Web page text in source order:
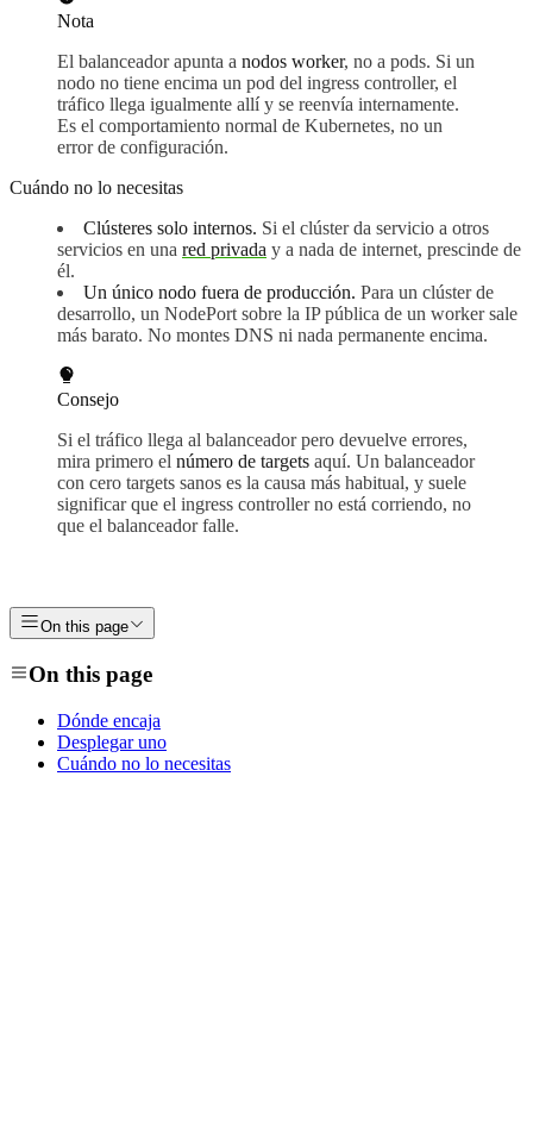
Nota
El balanceador apunta a nodos worker, no a pods. Si un
nodo no tiene encima un pod del ingress controller, el
tráfico llega igualmente allí y se reenvía internamente.
Es el comportamiento normal de Kubernetes, no un
error de configuración.
Cuándo no lo necesitas
Clústeres solo internos. Si el clúster da servicio a otros
servicios en una red privada y a nada de internet, prescinde de
él.
Un único nodo fuera de producción. Para un clúster de
desarrollo, un NodePort sobre la IP pública de un worker sale
más barato. No montes DNS ni nada permanente encima.
Consejo
Si el tráfico llega al balanceador pero devuelve errores,
mira primero el número de targets aquí. Un balanceador
con cero targets sanos es la causa más habitual, y suele
significar que el ingress controller no está corriendo, no
que el balanceador falle.
On this page
On this page
Dónde encaja
Desplegar uno
Cuándo no lo necesitas